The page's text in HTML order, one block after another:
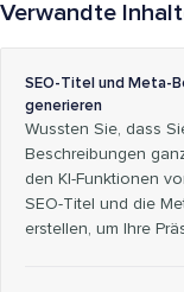
Verwandte
SEO-Titel und Meta-
generieren
Wussten Sie, dass
Beschreibungen
den KI-Funktionen
SEO-Titel und die
erstellen, um Ihre